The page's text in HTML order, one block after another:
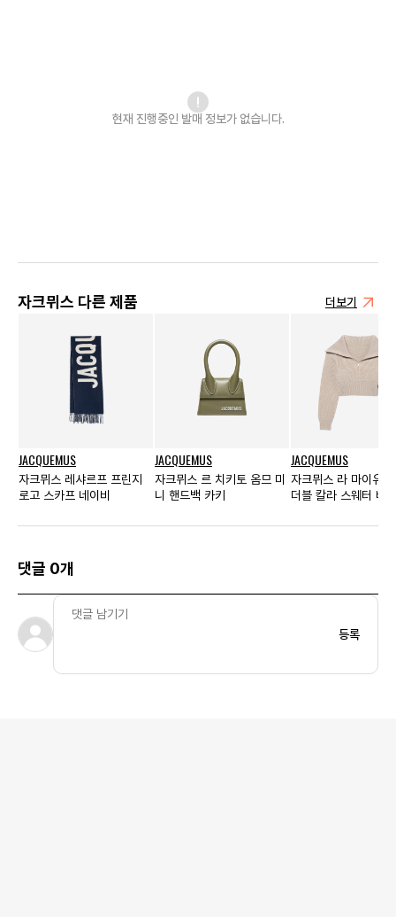
현재 진행중인 발매 정보가 없습니다.
자크뮈스 다른 제품 더보기
JACQUEMUS
자크뮈스 레샤르프 프린지
로고 스카프 네이비
JACQUEMUS
자크뮈스 르 치키토 옴므 미
니 핸드백 카키
JACQUEMUS
자크뮈스 라 마이유
더블 칼라 스웨터 베
댓글 0개
등록